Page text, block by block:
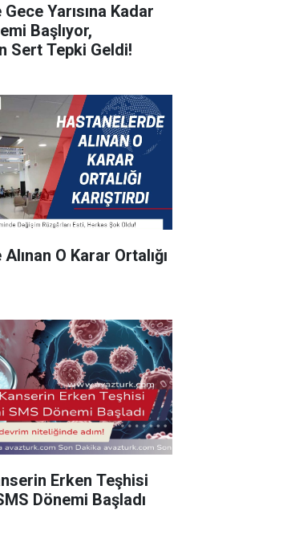
Yarısına Kadar
Başlıyor,
Sert Tepki Geldi!
O Karar Ortalığı
Erken Teşhisi
Dönemi Başladı